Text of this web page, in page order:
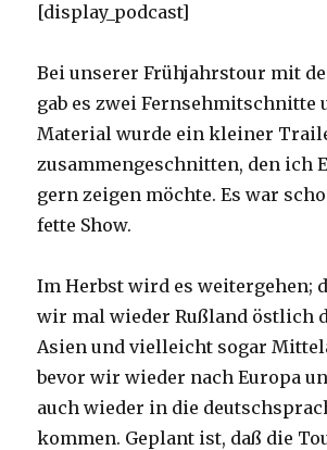
[display_podcast]
Bei unserer Frühjahrstour mit
gab es zwei Fernsehmitschnitte
Material wurde ein kleiner
zusammengeschnitten, den ich
gern zeigen möchte. Es war
fette Show.
Im Herbst wird es weitergehen;
wir mal wieder Rußland östlich
Asien und vielleicht sogar
bevor wir wieder nach Europa
auch wieder in die
kommen. Geplant ist, daß die